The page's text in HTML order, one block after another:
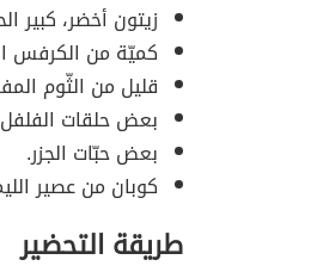
زيتون أخضر، كبير
كميّة من الكرفس
قليل من الثّوم
بعض حلقات الفلفل
بعض حبّات الجزر.
كوبان من عصير
طريقة التحضير